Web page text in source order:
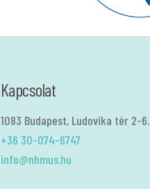
Kapcsolat
1083 Budapest, Ludovika tér 2-6.
+36 30-074-6747
info@nhmus.hu